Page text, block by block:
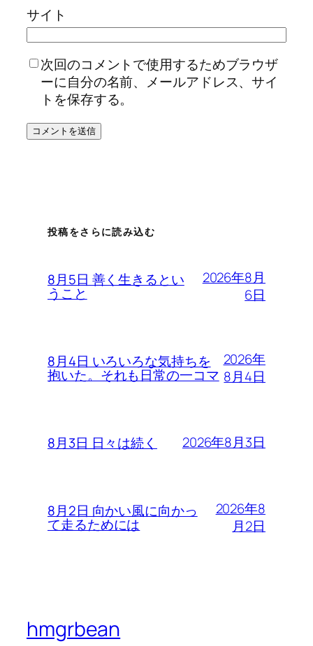
サイト
次回のコメントで使用するためブラウザ
ーに自分の名前、メールアドレス、サイ
トを保存する。
投稿をさらに読み込む
8月5日 善く生きるとい
うこと
2026年8月
6日
8月4日 いろいろな気持ちを
抱いた。それも日常の一コマ
2026年
8月4日
8月3日 日々は続く 2026年8月3日
8月2日 向かい風に向かっ
て走るためには
2026年8
月2日
hmgrbean